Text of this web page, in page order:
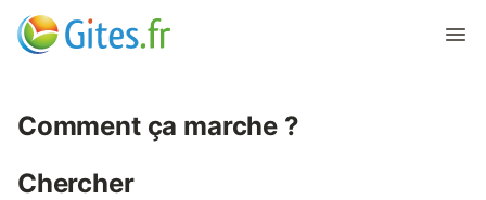
Comment ça marche ?
Chercher